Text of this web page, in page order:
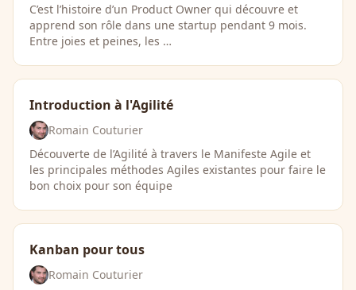
C’est l’histoire d’un Product Owner qui découvre et
apprend son rôle dans une startup pendant 9 mois.
Entre joies et peines, les …
Introduction à l'Agilité
Romain Couturier
Découverte de l’Agilité à travers le Manifeste Agile et
les principales méthodes Agiles existantes pour faire le
bon choix pour son équipe
Kanban pour tous
Romain Couturier